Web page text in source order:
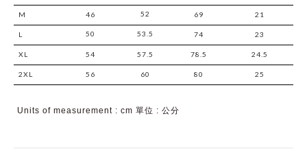
M 46 52 69 21
L 50 53.5 74 23
XL 54 57.5 78.5 24.5
2XL 56 60 80 25
Units of measurement : cm 單位 : 公分